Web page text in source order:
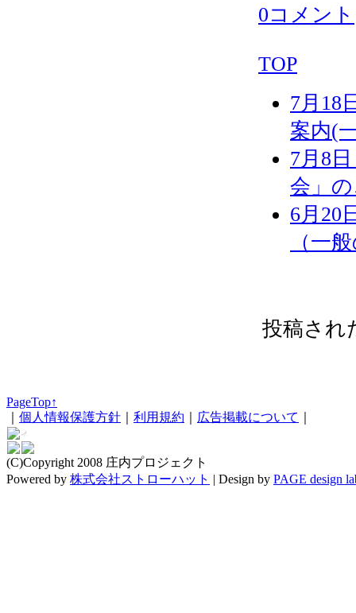
0コメント
TOP
7月18
案内(
7月8
会」
6月20
（一
投稿され
PageTop↑
個人情報保護方針 利用規約 広告掲載について
(C)Copyright 2008 庄内プロジェクト
Powered by 株式会社ストローハット | Design by PAGE design